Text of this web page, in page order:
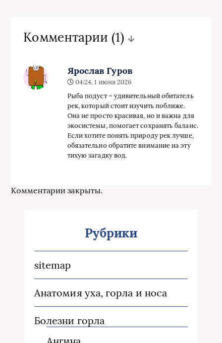
Комментарии (1)
Ярослав Гуров
04:24, 1 июня 2026
Рыба подуст – удивительный обитатель
рек, который стоит изучить поближе.
Она не просто красивая, но и важна для
экосистемы, помогает сохранять баланс.
Если хотите понять природу рек лучше,
обязательно обратите внимание на эту
тихую загадку вод.
Комментарии закрыты.
Рубрики
sitemap
Анатомия уха, горла и носа
Болезни горла
Ангина